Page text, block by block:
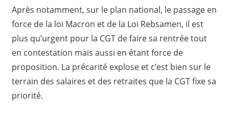
Après notamment, sur le plan national, le passage en
force de la loi Macron et de la Loi Rebsamen, il est
plus qu’urgent pour la CGT de faire sa rentrée tout
en contestation mais aussi en étant force de
proposition. La précarité explose et c’est bien sur le
terrain des salaires et des retraites que la CGT fixe sa
priorité.